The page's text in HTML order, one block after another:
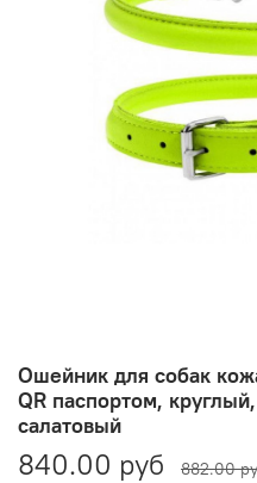
Ошейник для собак
QR паспортом,
салатовый
840.00 руб 882.00